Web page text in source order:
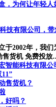
，为何让年轻人
于2002年，我
货机 免费投放
能科技有限公
售货机？
好吗？